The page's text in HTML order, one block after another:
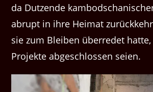
da Dutzende
abrupt in ihre Heimat
sie zum Bleiben überredet
Projekte abgeschlossen seien.